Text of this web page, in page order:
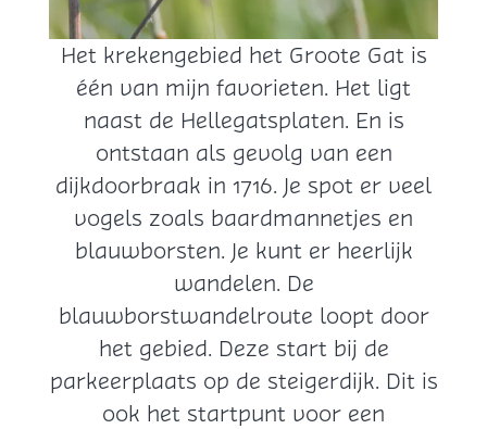
Het krekengebied het Groote Gat is
één van mijn favorieten. Het ligt
naast de Hellegatsplaten. En is
ontstaan als gevolg van een
dijkdoorbraak in 1716. Je spot er veel
vogels zoals baardmannetjes en
blauwborsten. Je kunt er heerlijk
wandelen. De
blauwborstwandelroute loopt door
het gebied. Deze start bij de
parkeerplaats op de steigerdijk. Dit is
ook het startpunt voor een